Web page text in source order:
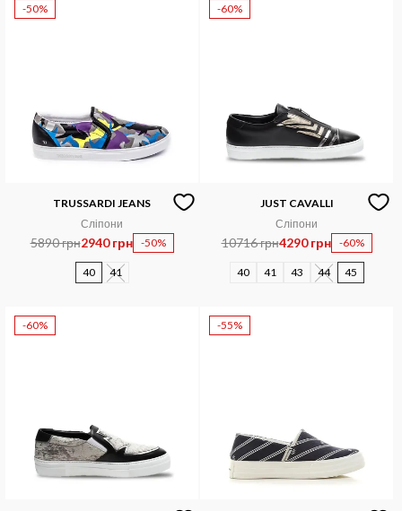
-50%
TRUSSARDI JEANS
Сліпони
5890 грн2940 грн -50%
40 41
-60%
JUST CAVALLI
Сліпони
10716 грн4290 грн -60%
40 41 43 44 45
-60% -55%